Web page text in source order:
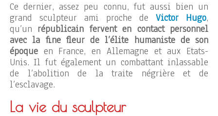
Ce dernier, assez peu connu, fut aussi bien un
grand sculpteur ami proche de Victor Hugo,
qu’un républicain fervent en contact personnel
avec la fine fleur de l’élite humaniste de son
époque en France, en Allemagne et aux Etats-
Unis. Il fut également un combattant inlassable
de l’abolition de la traite négrière et de
l’esclavage.
La vie du sculpteur